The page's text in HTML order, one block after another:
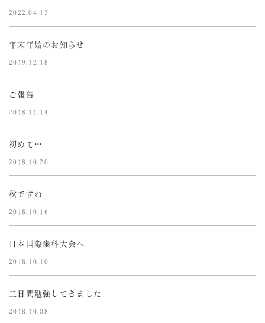
2022.04.13
年末年始のお知らせ
2019.12.18
ご報告
2018.11.14
初めて…
2018.10.20
秋ですね
2018.10.16
日本国際歯科大会へ
2018.10.10
二日間勉強してきました
2018.10.08